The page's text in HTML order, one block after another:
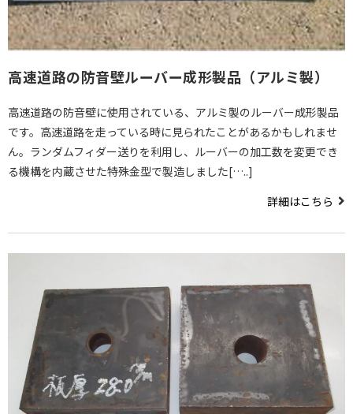
高速道路の防音壁ルーバー成形製品（アルミ製）
高速道路の防音壁に使用されている、アルミ製のルーバー成形製品
です。高速道路を走っている時に見られたことがあるかもしれませ
ん。ランダムフィダー送りを利用し、ルーバーの加工数を変更でき
る機構を内蔵させた特殊金型で製造しました[…..]
詳細はこちら